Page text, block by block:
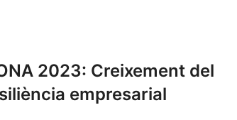
2023: Creixement del
empresarial